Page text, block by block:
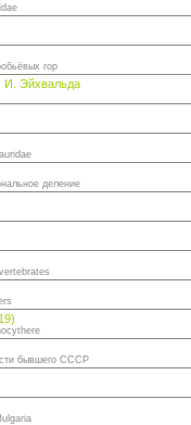
гор
И. Эйхвальда
деление
бывшего СССР